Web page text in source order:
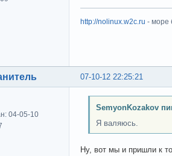
http://nolinux.w2c.ru - море
07-10-12 22:25:21
04-05-10
SemyonKozakov
Я валяюсь.
Ну, вот мы и пришли к